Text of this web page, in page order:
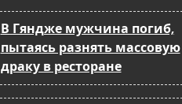
В Гяндже мужчина погиб,
пытаясь разнять массовую
драку в ресторане